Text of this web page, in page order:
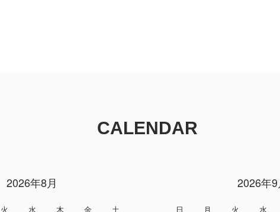
CALENDAR
2026年8月
火 水 木 金
土
2026年9
日 月 火 水